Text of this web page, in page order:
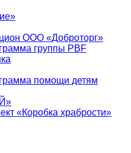
ООО «Доброторг»
группы PBF
помощи детям
«Коробка храбрости»